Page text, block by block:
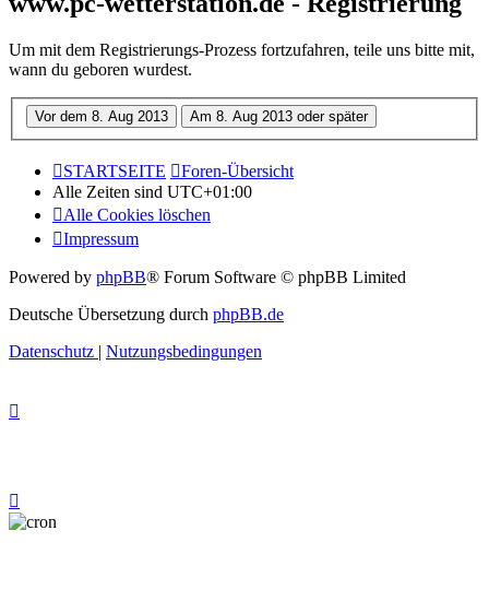
Um mit dem Registrierungs-Prozess fortzufahren, teile uns bitte mit,
wann du geboren wurdest.
STARTSEITE
Foren-Übersicht
Alle Zeiten sind UTC+01:00
Alle Cookies löschen
Impressum
Powered by phpBB® Forum Software © phpBB Limited
Deutsche Übersetzung durch phpBB.de
Datenschutz | Nutzungsbedingungen